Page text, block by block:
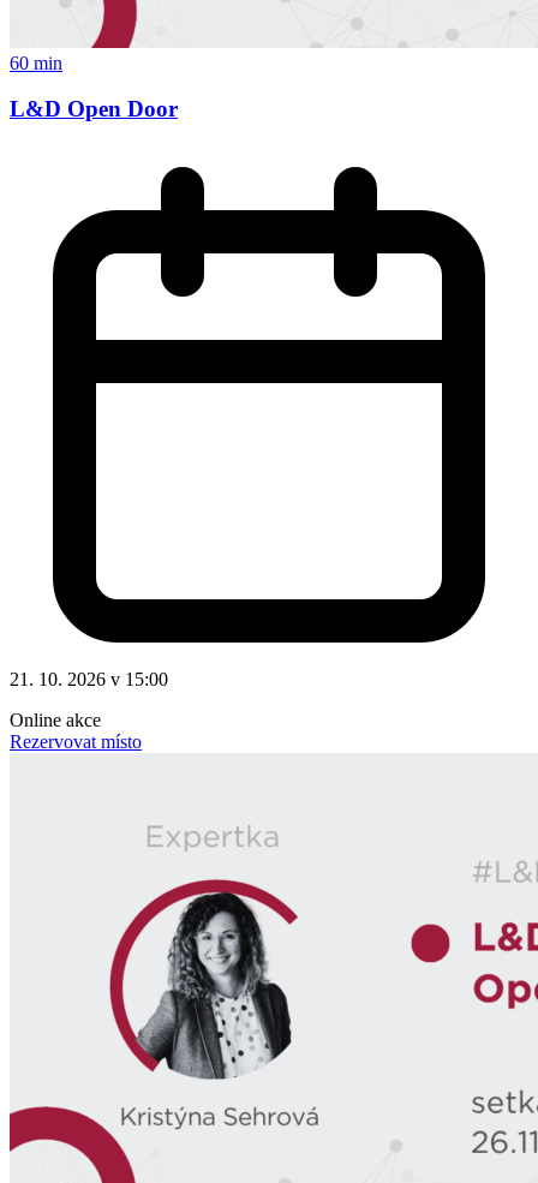
60 min
L&D Open Door
21. 10. 2026 v 15:00
Online akce
Rezervovat místo